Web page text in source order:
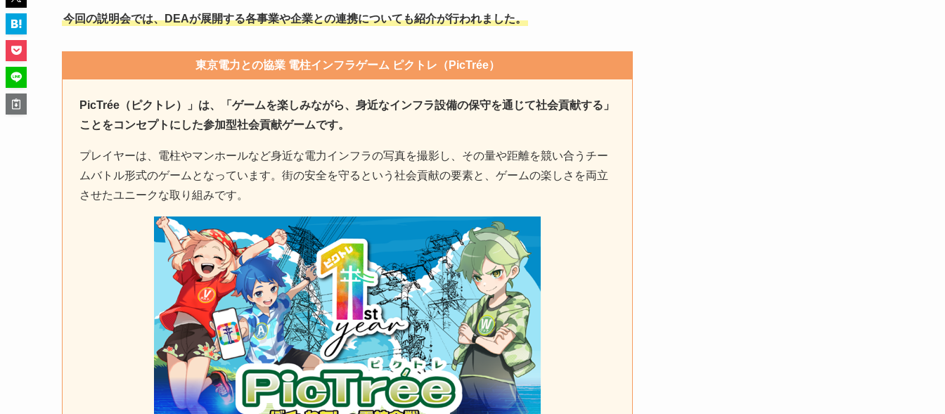
今回の説明会では、DEAが展開する各事業や企業との連携についても紹介が行われました。
東京電力との協業 電柱インフラゲーム ピクトレ（PicTrée）
PicTrée（ピクトレ）」は、「ゲームを楽しみながら、身近なインフラ設備の保守を通じて社会貢献する」
ことをコンセプトにした参加型社会貢献ゲームです。
プレイヤーは、電柱やマンホールなど身近な電力インフラの写真を撮影し、その量や距離を競い合うチー
ムバトル形式のゲームとなっています。街の安全を守るという社会貢献の要素と、ゲームの楽しさを両立
させたユニークな取り組みです。